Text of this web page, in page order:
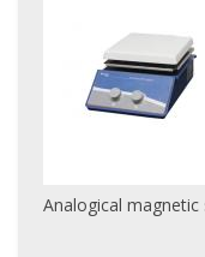
Analogical